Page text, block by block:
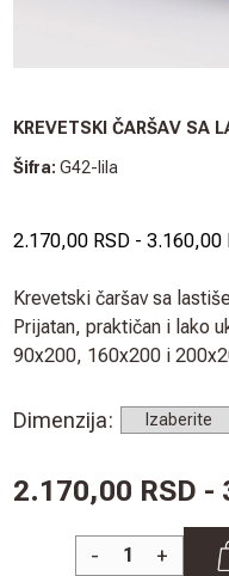
KREVETSKI ČARŠAV SA
Šifra: G42-lila
2.170,00 RSD - 3.160,00
Krevetski čaršav sa
Prijatan, praktičan i lako
90x200, 160x200 i
Dimenzija:
2.170,00 RSD -
- +